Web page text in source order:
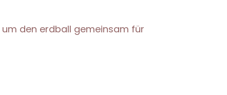
den erdball gemeinsam für